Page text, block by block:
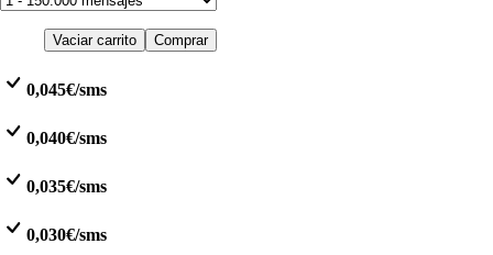
Vaciar carrito Comprar
0,045€/sms
0,040€/sms
0,035€/sms
0,030€/sms